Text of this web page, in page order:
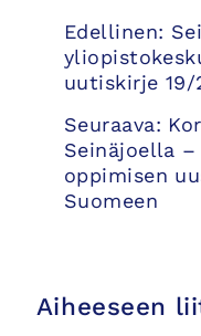
selaus
Edellinen:
uutiskirje 19/
Seuraava:
Seinäjoella
oppimisen
Suomeen
Aiheeseen